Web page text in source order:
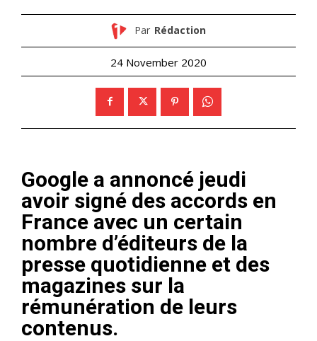
Par Rédaction
24 November 2020
Google a annoncé jeudi
avoir signé des accords en
France avec un certain
nombre d’éditeurs de la
presse quotidienne et des
magazines sur la
rémunération de leurs
contenus.